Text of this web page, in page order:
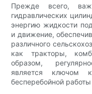
Прежде всего,
гидравлических
энергию жидкости
и движение,
различного
как тракторы,
образом,
является ключом
бесперебойной